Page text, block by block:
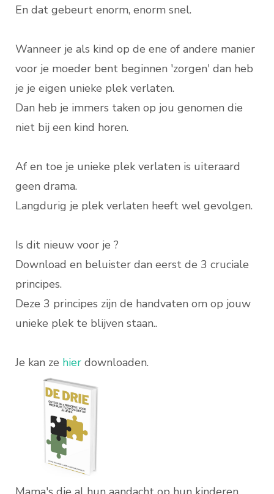
En dat gebeurt enorm, enorm snel.
Wanneer je als kind op de ene of andere manier
voor je moeder bent beginnen 'zorgen' dan heb
je je eigen unieke plek verlaten.
Dan heb je immers taken op jou genomen die
niet bij een kind horen.
Af en toe je unieke plek verlaten is uiteraard
geen drama.
Langdurig je plek verlaten heeft wel gevolgen.
Is dit nieuw voor je ?
Download en beluister dan eerst de 3 cruciale
principes.
Deze 3 principes zijn de handvaten om op jouw
unieke plek te blijven staan..
Je kan ze hier downloaden.